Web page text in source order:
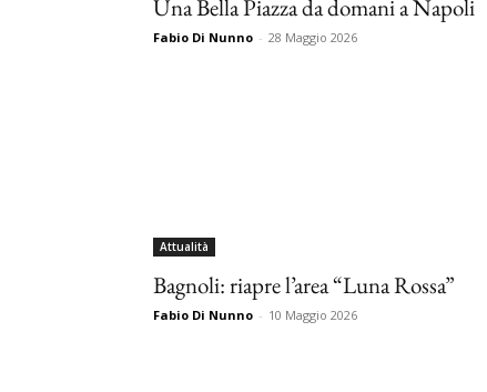
Una Bella Piazza da domani a Napoli
Fabio Di Nunno - 28 Maggio 2026
Attualità
Bagnoli: riapre l’area “Luna Rossa”
Fabio Di Nunno - 10 Maggio 2026